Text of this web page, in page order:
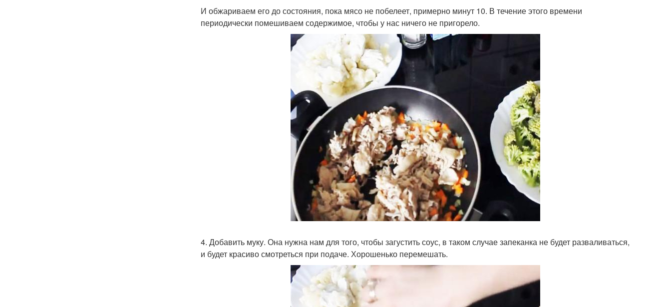
И обжариваем его до состояния, пока мясо не побелеет, примерно минут 10. В течение этого времени
периодически помешиваем содержимое, чтобы у нас ничего не пригорело.
4. Добавить муку. Она нужна нам для того, чтобы загустить соус, в таком случае запеканка не будет разваливаться,
и будет красиво смотреться при подаче. Хорошенько перемешать.